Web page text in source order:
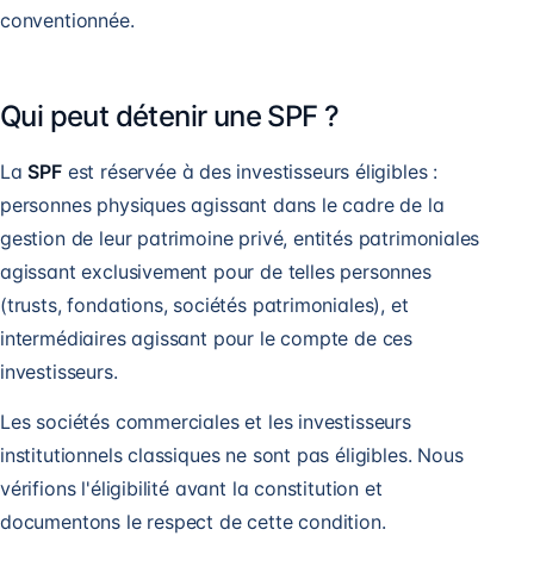
conventionnée.
Qui peut détenir une SPF ?
LaSPFest réservée à des investisseurs éligibles :
personnes physiques agissant dans le cadre de la
gestion de leur patrimoine privé, entités patrimoniales
agissant exclusivement pour de telles personnes
(trusts, fondations, sociétés patrimoniales), et
intermédiaires agissant pour le compte de ces
investisseurs.
Les sociétés commerciales et les investisseurs
institutionnels classiques ne sont pas éligibles. Nous
vérifions l'éligibilité avant la constitution et
documentons le respect de cette condition.